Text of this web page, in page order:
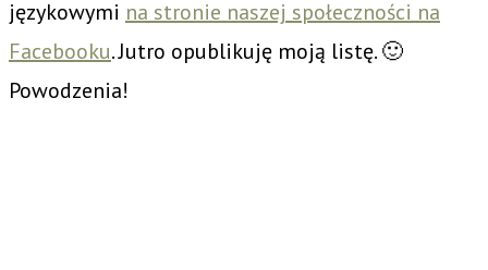
językowymi na stronie naszej społeczności na
Facebooku. Jutro opublikuję moją listę. 🙂
Powodzenia!